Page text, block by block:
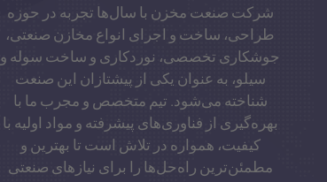
شرکت صنعت مخزن با سال‌ها تجربه در حوزه
طراحی، ساخت و اجرای انواع مخازن صنعتی،
جوشکاری تخصصی، نوردکاری و ساخت سوله و
سیلو، به عنوان یکی از پیشتازان این صنعت
شناخته می‌شود. تیم متخصص و مجرب ما با
بهره‌گیری از فناوری‌های پیشرفته و مواد اولیه با
کیفیت، همواره در تلاش است تا بهترین و
مطمئن‌ترین راه‌حل‌ها را برای نیازهای صنعتی